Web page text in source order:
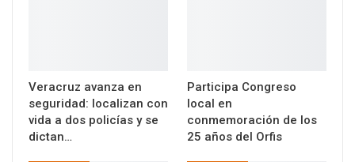
Veracruz avanza en
seguridad: localizan con
vida a dos policías y se
dictan…
Participa Congreso
local en
conmemoración de los
25 años del Orfis